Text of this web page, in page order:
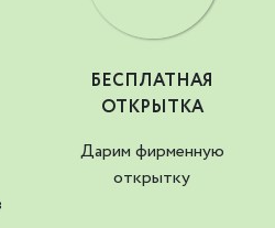
БЕСПЛАТНАЯ
ОТКРЫТКА
Дарим фирменную
открытку